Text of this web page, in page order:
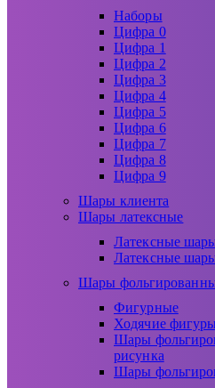
Наборы
Цифра 0
Цифра 1
Цифра 2
Цифра 3
Цифра 4
Цифра 5
Цифра 6
Цифра 7
Цифра 8
Цифра 9
Шары клиента
Шары латексные
Латексные
Латексные
Шары
Фигурные
Ходячие фигуры
Шары
рисунка
Шары